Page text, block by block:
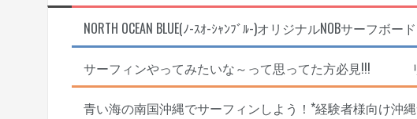
NORTH OCEAN BLUE(ﾉ-ｽｵ-ｼｬﾝﾌﾞﾙ-)オリジナルNOBサーフボ
サーフィンやってみたいな～って思ってた方必見!!! リ
青い海の南国沖縄でサーフィンしよう！*経験者様向け沖